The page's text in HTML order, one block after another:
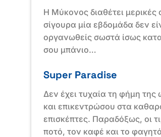
Η Μύκονος διαθέτει
σίγουρα μία εβδομάδα δεν
οργανωθείς σωστά ίσως
σου μπάνιο…
Super Paradise
Δεν έχει τυχαία τη φήμη
και επικεντρώσου στα
επισκέπτες. Παραδόξως, οι
ποτό, τον καφέ και το